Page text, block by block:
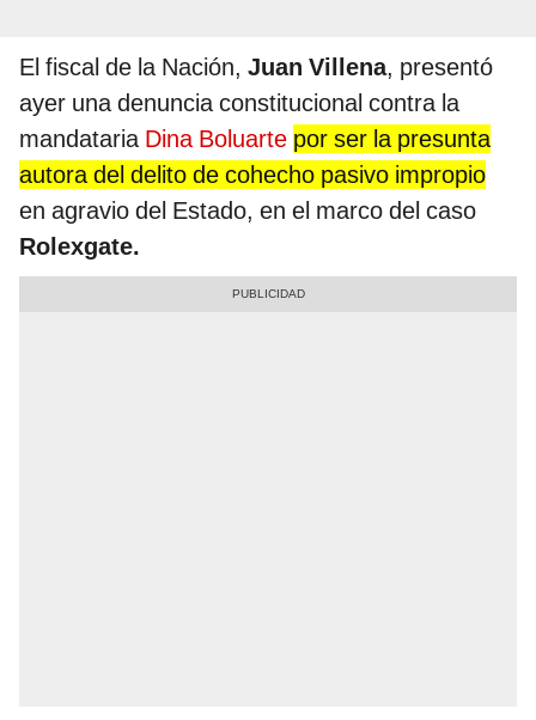
El fiscal de la Nación, Juan Villena, presentó
ayer una denuncia constitucional contra la
mandataria Dina Boluarte por ser la presunta
autora del delito de cohecho pasivo impropio
en agravio del Estado, en el marco del caso
Rolexgate.